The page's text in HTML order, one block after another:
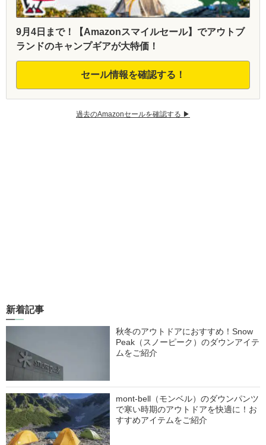
9月4日まで！【Amazonスマイルセール】でアウトブ
ランドのキャンプギアが大特価！
セール情報を確認する！
過去のAmazonセールを確認する ▶︎
新着記事
秋冬のアウトドアにおすすめ！Snow
Peak（スノーピーク）のダウンアイテ
ムをご紹介
mont-bell（モンベル）のダウンパンツ
で寒い時期のアウトドアを快適に！お
すすめアイテムをご紹介